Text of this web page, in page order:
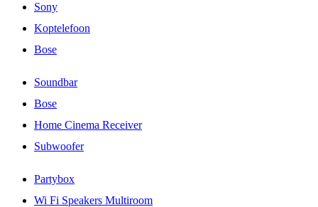
Sony
Koptelefoon
Bose
Soundbar
Bose
Home Cinema Receiver
Subwoofer
Partybox
Wi Fi Speakers Multiroom